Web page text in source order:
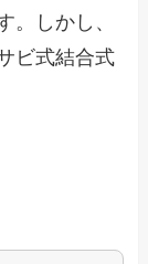
。しかし、
ビ式結合式